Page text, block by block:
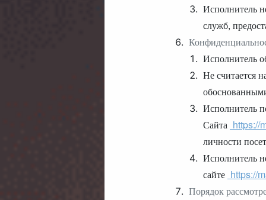
Исполнитель
служб,
Исполнитель
Не считается
Исполнитель
Сайта https://
личности
Исполнитель
сайте https://
Порядок